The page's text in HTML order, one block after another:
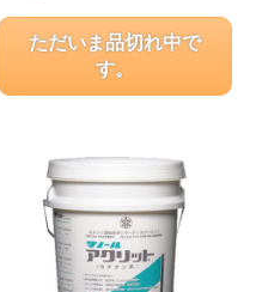
ただいま品切れ中で
す。